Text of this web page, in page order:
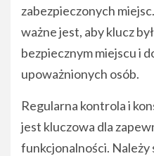
zabezpieczonych
ważne jest, aby klucz
bezpiecznym miejscu i
upoważnionych osób.
Regularna kontrola i
jest kluczowa dla
funkcjonalności.